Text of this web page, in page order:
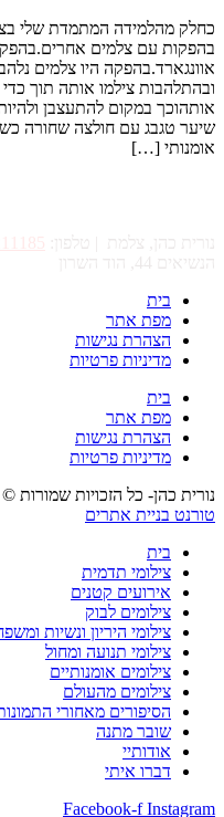
כחלק מהלמידה המתמדת שלי
בהפקות עם צלמים
אוונגארד.בהפקה היו צלמים
ובהתלהבות צילמו אותה תוך
אותהוכך במקום להתעצבן
שיער טגבג עם חולצה שחורה
אומנותי […]
בית
מפת אתר
הצהרת נגישות
מדיניות פרטיות
בית
מפת אתר
הצהרת נגישות
מדיניות פרטיות
נורית כהן- כל הזכויות שמורות ©
טורנט בניית אתרים
בית
צילומי תדמית
אירועים קטנים
צילומים לבוק
צילומי היריון ונשיות
צילומי תנועה ומחול
צילומים אומנותיים
צילומים מהעולם
הסיפורים מאחורי
שובר מתנה
אודותיי
דברו איתי
Facebook-f Instagram